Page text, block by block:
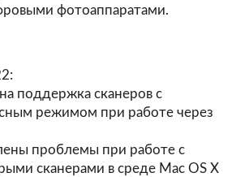
фотоаппаратами.
поддержка сканеров с
режимом при работе через
проблемы при работе с
сканерами в среде Mac OS X